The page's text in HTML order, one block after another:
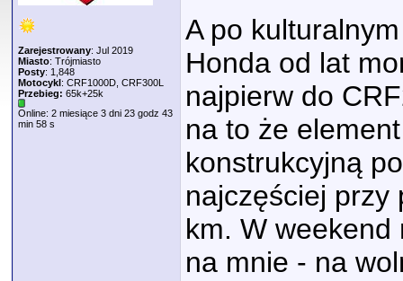
Zarejestrowany: Jul 2019
Miasto: Trójmiasto
Posty: 1,848
Motocykl: CRF1000D, CRF300L
Przebieg: 65k+25k
Online: 2 miesiące 3 dni 23 godz 43
min 58 s
A po
Honda od lat
najpierw do
na to że
konstrukcyjną
najczęściej przy
km. W weekend
na mnie - na